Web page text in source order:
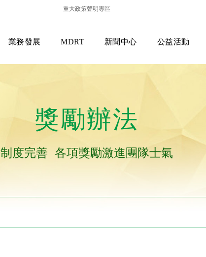
重大政策聲明專區
業務發展 MDRT 新聞中心 公益活動
獎勵辦法
制度完善 各項獎勵激進團隊士氣